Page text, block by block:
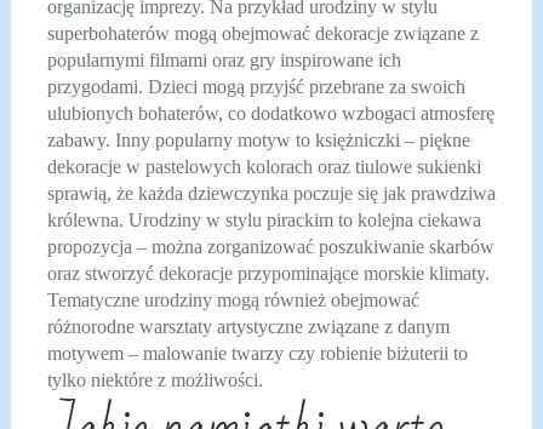
organizację imprezy. Na przykład urodziny w stylu
superbohaterów mogą obejmować dekoracje związane z
popularnymi filmami oraz gry inspirowane ich
przygodami. Dzieci mogą przyjść przebrane za swoich
ulubionych bohaterów, co dodatkowo wzbogaci atmosferę
zabawy. Inny popularny motyw to księżniczki – piękne
dekoracje w pastelowych kolorach oraz tiulowe sukienki
sprawią, że każda dziewczynka poczuje się jak prawdziwa
królewna. Urodziny w stylu pirackim to kolejna ciekawa
propozycja – można zorganizować poszukiwanie skarbów
oraz stworzyć dekoracje przypominające morskie klimaty.
Tematyczne urodziny mogą również obejmować
różnorodne warsztaty artystyczne związane z danym
motywem – malowanie twarzy czy robienie biżuterii to
tylko niektóre z możliwości.